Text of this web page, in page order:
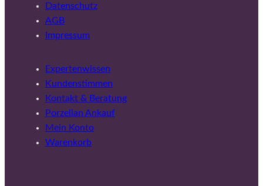
Datenschutz
AGB
Impressum
Expertenwissen
Kundenstimmen
Kontakt & Beratung
Porzellan Ankauf
Mein Konto
Warenkorb